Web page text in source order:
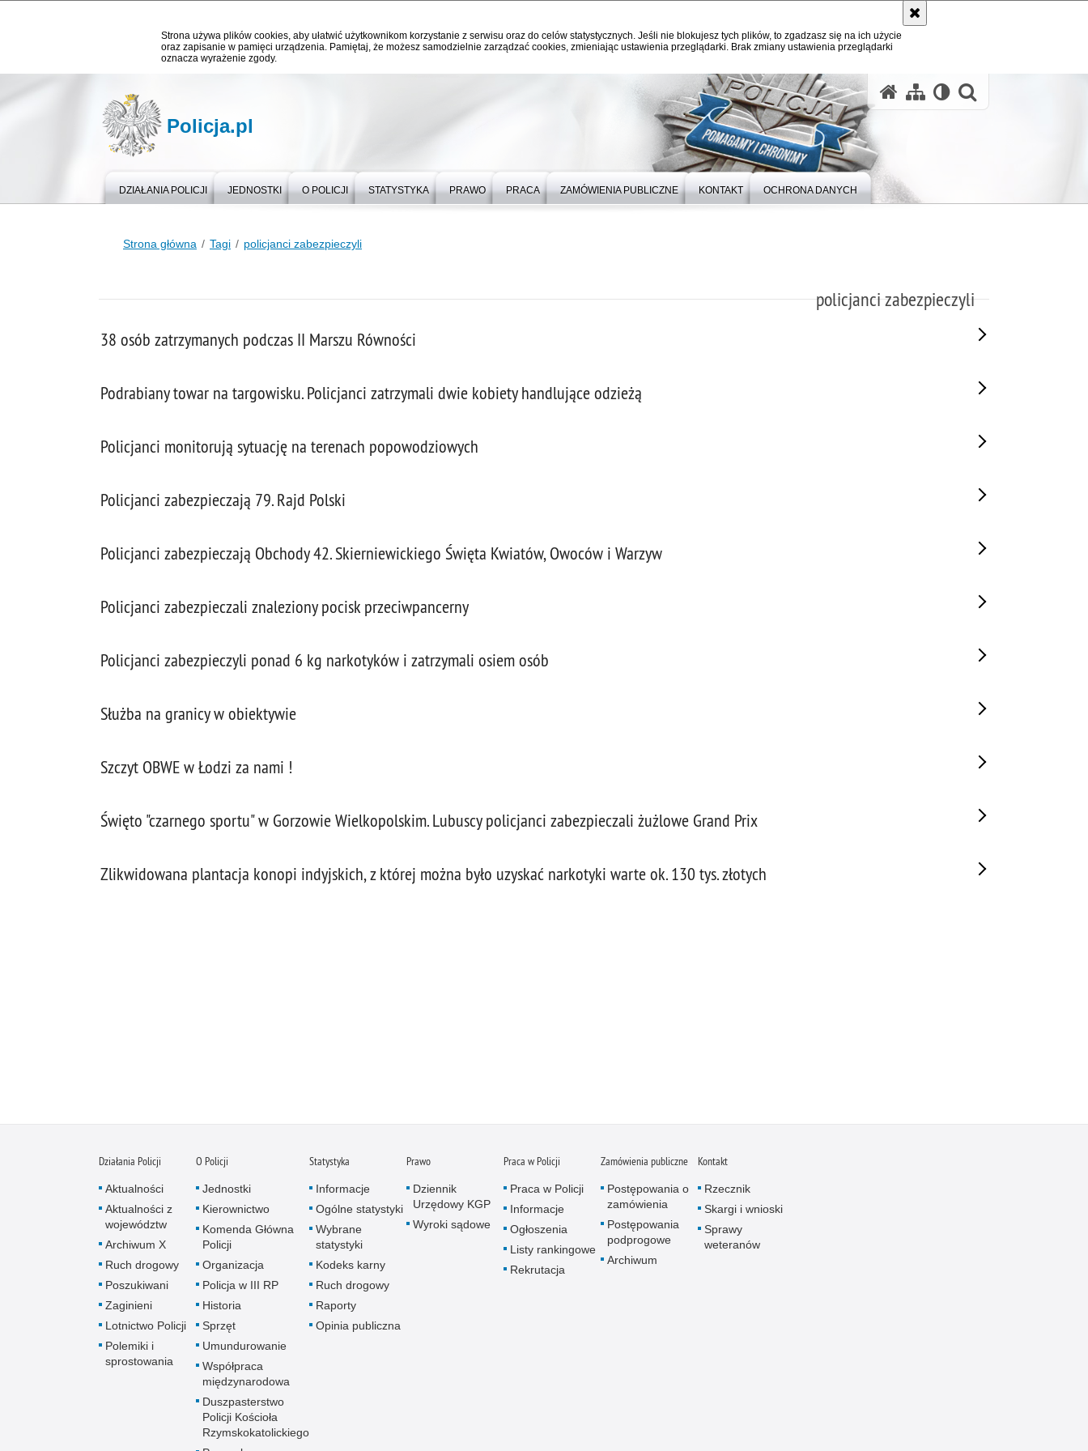
Strona używa plików cookies, aby ułatwić użytkownikom korzystanie z serwisu oraz do celów statystycznych. Jeśli nie blokujesz tych plików, to zgadzasz się na ich użycie
oraz zapisanie w pamięci urządzenia. Pamiętaj, że możesz samodzielnie zarządzać cookies, zmieniając ustawienia przeglądarki. Brak zmiany ustawienia przeglądarki
oznacza wyrażenie zgody.
Policja.pl
DZIAŁANIA POLICJI JEDNOSTKI O POLICJI STATYSTYKA PRAWO PRACA ZAMÓWIENIA PUBLICZNE KONTAKT OCHRONA DANYCH
Strona główna Tagi policjanci zabezpieczyli
policjanci zabezpieczyli
38 osób zatrzymanych podczas II Marszu Równości
Podrabiany towar na targowisku. Policjanci zatrzymali dwie kobiety handlujące odzieżą
Policjanci monitorują sytuację na terenach popowodziowych
Policjanci zabezpieczają 79. Rajd Polski
Policjanci zabezpieczają Obchody 42. Skierniewickiego Święta Kwiatów, Owoców i Warzyw
Policjanci zabezpieczali znaleziony pocisk przeciwpancerny
Policjanci zabezpieczyli ponad 6 kg narkotyków i zatrzymali osiem osób
Służba na granicy w obiektywie
Szczyt OBWE w Łodzi za nami !
Święto "czarnego sportu" w Gorzowie Wielkopolskim. Lubuscy policjanci zabezpieczali żużlowe Grand Prix
Zlikwidowana plantacja konopi indyjskich, z której można było uzyskać narkotyki warte ok. 130 tys. złotych
Działania Policji
Aktualności
Aktualności z
województw
Archiwum X
Ruch drogowy
Poszukiwani
Zaginieni
Lotnictwo Policji
Polemiki i
sprostowania
O Policji
Jednostki
Kierownictwo
Komenda Główna
Policji
Organizacja
Policja w III RP
Historia
Sprzęt
Umundurowanie
Współpraca
międzynarodowa
Duszpasterstwo
Policji Kościoła
Rzymskokatolickiego
Statystyka
Informacje
Ogólne statystyki
Wybrane
statystyki
Kodeks karny
Ruch drogowy
Raporty
Opinia publiczna
Prawo
Dziennik
Urzędowy KGP
Wyroki sądowe
Praca w Policji
Praca w Policji
Informacje
Ogłoszenia
Listy rankingowe
Rekrutacja
Zamówienia publiczne
Postępowania o
zamówienia
Postępowania
podprogowe
Archiwum
Kontakt
Rzecznik
Skargi i wnioski
Sprawy
weteranów